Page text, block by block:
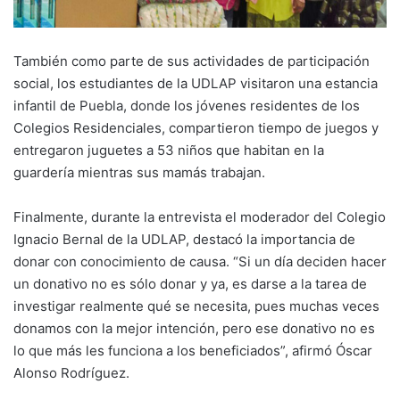
También como parte de sus actividades de participación
social, los estudiantes de la UDLAP visitaron una estancia
infantil de Puebla, donde los jóvenes residentes de los
Colegios Residenciales, compartieron tiempo de juegos y
entregaron juguetes a 53 niños que habitan en la
guardería mientras sus mamás trabajan.
Finalmente, durante la entrevista el moderador del Colegio
Ignacio Bernal de la UDLAP, destacó la importancia de
donar con conocimiento de causa. “Si un día deciden hacer
un donativo no es sólo donar y ya, es darse a la tarea de
investigar realmente qué se necesita, pues muchas veces
donamos con la mejor intención, pero ese donativo no es
lo que más les funciona a los beneficiados”, afirmó Óscar
Alonso Rodríguez.